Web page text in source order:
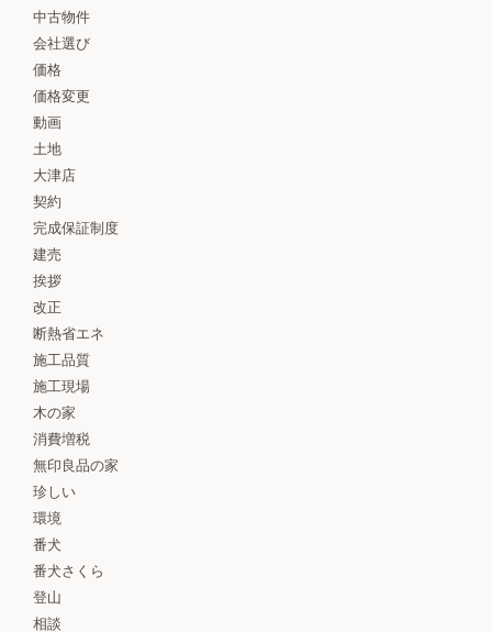
中古物件
会社選び
価格
価格変更
動画
土地
大津店
契約
完成保証制度
建売
挨拶
改正
断熱省エネ
施工品質
施工現場
木の家
消費増税
無印良品の家
珍しい
環境
番犬
番犬さくら
登山
相談